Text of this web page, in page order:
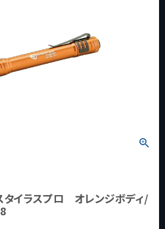
イラスプロ オレンジボディ/